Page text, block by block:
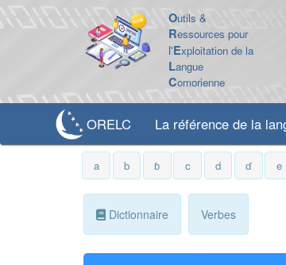
Outils &
Ressources pour
l'Exploitation de la
Langue
Comorienne
ORELC La référence de la
a b ɓ c d ɗ e
Dictionnaire Verbes